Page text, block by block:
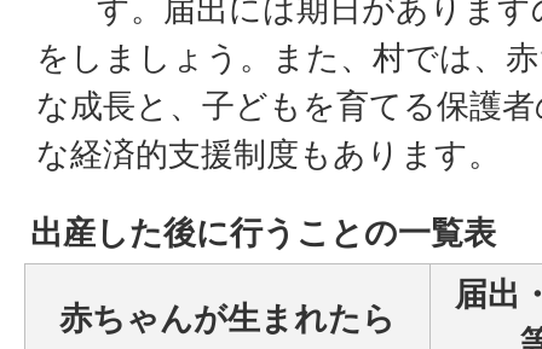
す。届出には期日がありま
をしましょう。また、村では、
な成長と、子どもを育てる保護
な経済的支援制度もあります。
出産した後に行うことの一覧表
赤ちゃんが生まれたら
届出